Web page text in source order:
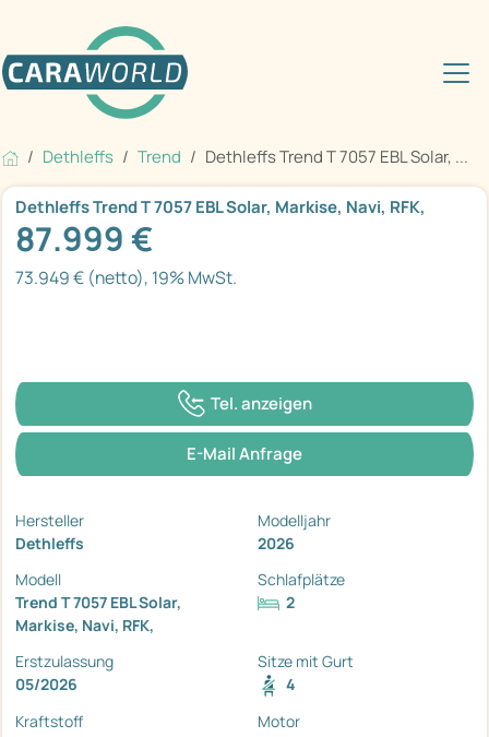
Dethleffs Trend Dethleffs Trend T 7057 EBL Solar, ...
Dethleffs Trend T 7057 EBL Solar, Markise, Navi, RFK,
87.999 €
73.949 € (netto), 19% MwSt.
Tel. anzeigen
E-Mail Anfrage
Hersteller
Dethleffs
Modelljahr
2026
Modell
Trend T 7057 EBL Solar,
Markise, Navi, RFK,
Schlafplätze
2
Erstzulassung
05/2026
Sitze mit Gurt
4
Kraftstoff
Motor